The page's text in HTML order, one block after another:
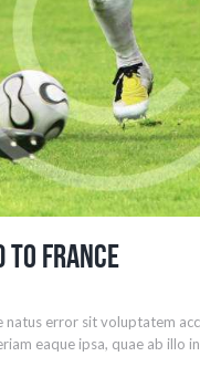
to France
natus error sit voluptatem
eaque ipsa, quae ab illo